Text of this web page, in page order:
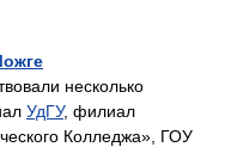
несколько
УдГУ, филиал
Колледжа», ГОУ